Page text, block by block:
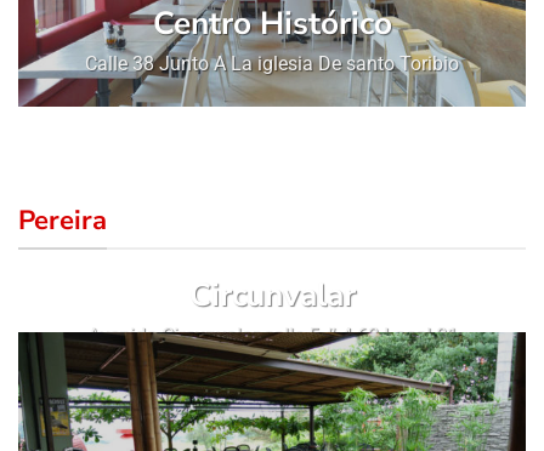
Centro Histórico
Calle 38 Junto A La iglesia De santo Toribio
Pereira
Circunvalar
Avenida Circunvalar calle 5 # 4-63 Local 01